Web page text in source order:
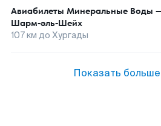
Авиабилеты Минеральные Воды
Шарм-эль-Шейх
107км до Хургады
Показать